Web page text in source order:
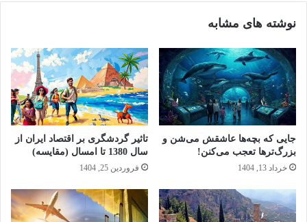
نوشته های مشابه
جایی که بچه‌ها عاشقش می‌شن و
بزرگ‌ترها تعجب می‌کنن!
خرداد 13, 1404
تاثیر گردشگری بر اقتصاد ایران از
سال 1380 تا امسال (مقایسه)
فروردین 25, 1404